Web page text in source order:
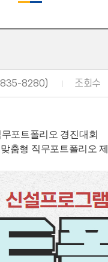
835-8280) 조회수
무포트폴리오 경진대회
춤형 직무포트폴리오